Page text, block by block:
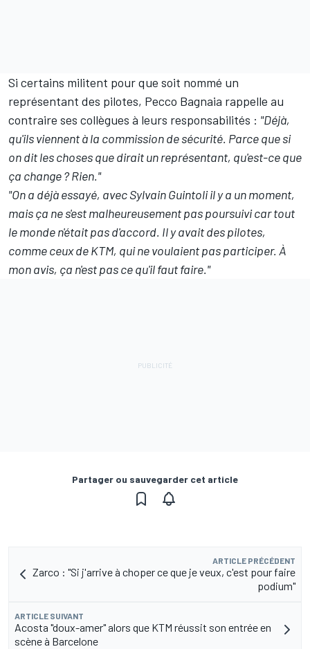
Si certains militent pour que soit nommé un
représentant des pilotes, Pecco Bagnaia rappelle au
contraire ses collègues à leurs responsabilités : "Déjà,
qu'ils viennent à la commission de sécurité. Parce que si
on dit les choses que dirait un représentant, qu'est-ce que
ça change?Rien."
"On a déjà essayé, avec Sylvain Guintoli il y a un moment,
mais ça ne s'est malheureusement pas poursuivi car tout
le monde n'était pas d'accord. Il y avait des pilotes,
comme ceux de KTM, qui ne voulaient pas participer. À
mon avis, ça n'est pas ce qu'il faut faire."
Partager ou sauvegarder cet article
ARTICLE PRÉCÉDENT
Zarco : "Si j'arrive à choper ce que je veux, c'est pour faire
podium"
ARTICLE SUIVANT
Acosta "doux-amer" alors que KTM réussit son entrée en
scène à Barcelone